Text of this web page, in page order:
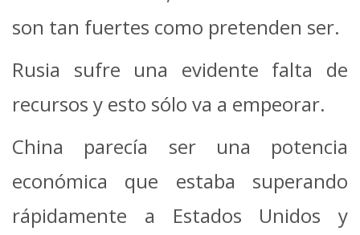
son tan fuertes como pretenden ser.
Rusia sufre una evidente falta de
recursos y esto sólo va a empeorar.
China parecía ser una potencia
económica que estaba superando
rápidamente a Estados Unidos y